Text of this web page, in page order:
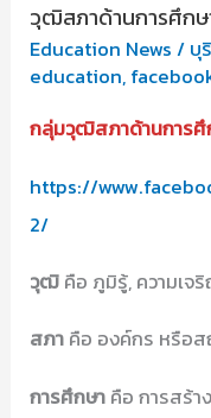
วุฒิสภาด้านการศึกษ
Education News / บุ
education,
กลุ่มวุฒิสภาด้านการศึ
https://
2/
วุฒิ คือ ภูมิรู้, ความเจ
สภา คือ องค์กร หรือส
การศึกษา คือ การสร้า